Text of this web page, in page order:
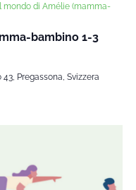
bambino 1-3
mondo di Amélie (mamma-
43, Pregassona, Svizzera